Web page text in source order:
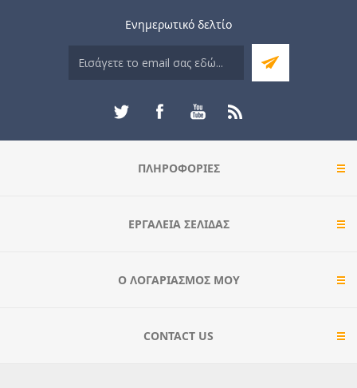
Ενημερωτικό δελτίο
ΠΛΗΡΟΦΟΡΊΕΣ
ΕΡΓΑΛΕΊΑ ΣΕΛΊΔΑΣ
Ο ΛΟΓΑΡΙΑΣΜΌΣ ΜΟΥ
CONTACT US